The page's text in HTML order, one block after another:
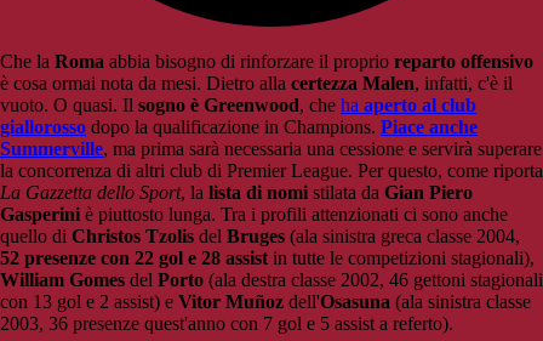
Che la Roma abbia bisogno di rinforzare il proprio reparto offensivo
è cosa ormai nota da mesi. Dietro alla certezza Malen, infatti, c'è il
vuoto. O quasi. Il sogno è Greenwood, che ha aperto al club
giallorosso dopo la qualificazione in Champions. Piace anche
Summerville, ma prima sarà necessaria una cessione e servirà superare
la concorrenza di altri club di Premier League. Per questo, come riporta
La Gazzetta dello Sport, la lista di nomi stilata da Gian Piero
Gasperini è piuttosto lunga. Tra i profili attenzionati ci sono anche
quello di Christos Tzolis del Bruges (ala sinistra greca classe 2004,
52 presenze con 22 gol e 28 assistin tutte le competizioni stagionali),
William Gomes del Porto (ala destra classe 2002, 46 gettoni stagionali
con 13 gol e 2 assist) e Vitor Muñoz dell'Osasuna (ala sinistra classe
2003, 36 presenze quest'anno con 7 gol e 5 assist a referto).